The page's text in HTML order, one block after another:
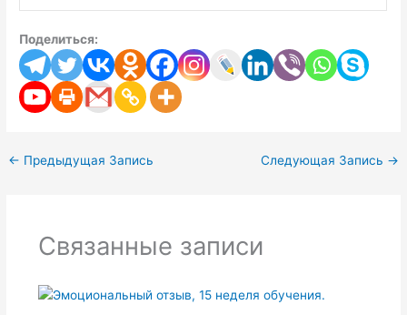
Поделиться:
← Предыдущая Запись Следующая Запись →
Связанные записи